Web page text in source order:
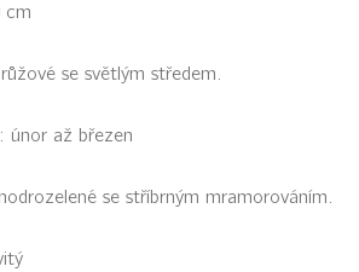
cm
se světlým středem.
únor až březen
se stříbrným mramorováním.